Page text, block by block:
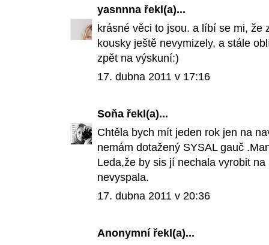
yasnnna řekl(a)...
krásné věci to jsou. a líbí se mi, že
kousky ještě nevymizely, a stále
zpět na výskuní:)
17. dubna 2011 v 17:16
Soňa řekl(a)...
Chtěla bych mít jeden rok jen na
nemám dotažený SYSAL gauč
Leda,že by sis jí nechala vyrobit
nevyspala.
17. dubna 2011 v 20:36
Anonymní řekl(a)...